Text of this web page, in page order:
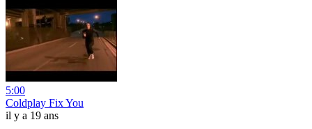
5:00
Coldplay Fix You
il y a 19 ans